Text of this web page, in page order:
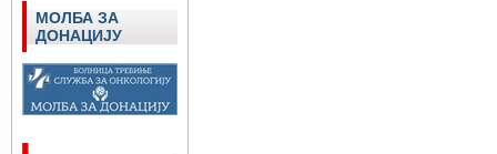
МОЛБА ЗА
ДОНАЦИЈУ